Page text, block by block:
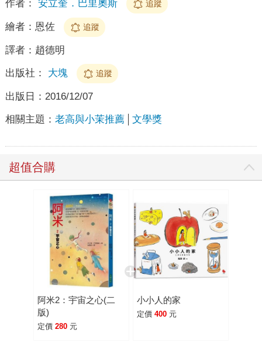
作者： 安立奎．巴里奧斯 追蹤
繪者： 恩佐 追蹤
譯者： 趙德明
出版社： 大塊 追蹤
出版日： 2016/12/07
相關主題： 老高與小茉推薦 文學獎
超值合購
阿米2：宇宙之心(二
版)
定價 280 元
小小人的家
定價 400 元